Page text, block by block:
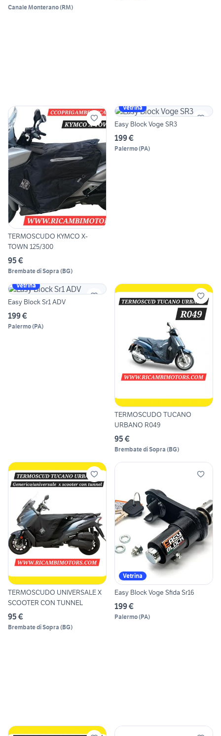
Canale Monterano(RM)
TERMOSCUDO KYMCO X-
TOWN 125/300
95 €
Brembate di Sopra (BG)
Vetrina
Easy Block Voge SR3
199 €
Palermo(PA)
Vetrina
Easy Block Sr1 ADV
199 €
Palermo(PA)
TERMOSCUDO TUCANO
URBANO R049
95 €
Brembate di Sopra (BG)
TERMOSCUDO UNIVERSALE X
SCOOTER CON TUNNEL
95 €
Brembate di Sopra (BG)
Vetrina
Easy Block Voge Sfida Sr16
199 €
Palermo(PA)